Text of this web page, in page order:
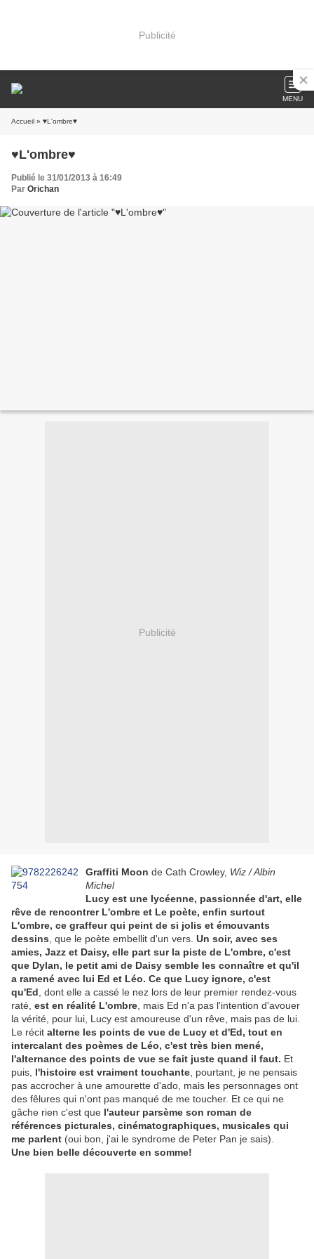
Publicité
MENU
Accueil » ♥L'ombre♥
♥L'ombre♥
Publié le 31/01/2013 à 16:49
Par Orichan
Publicité
Graffiti Moon de Cath Crowley, Wiz / Albin
Michel
Lucy est une lycéenne, passionnée d'art, elle
rêve de rencontrer L'ombre et Le poète, enfin surtout
L'ombre, ce graffeur qui peint de si jolis et émouvants
dessins , que le poète embellit d'un vers. Un soir, avec ses
amies, Jazz et Daisy, elle part sur la piste de L'ombre, c'est
que Dylan, le petit ami de Daisy semble les connaître et qu'il
a ramené avec lui Ed et Léo. Ce que Lucy ignore, c'est
qu'Ed , dont elle a cassé le nez lors de leur premier rendez-vous
raté, est en réalité L'ombre , mais Ed n'a pas l'intention d'avouer
la vérité, pour lui, Lucy est amoureuse d'un rêve, mais pas de lui.
Le récit alterne les points de vue de Lucy et d'Ed, tout en
intercalant des poèmes de Léo, c'est très bien mené,
l'alternance des points de vue se fait juste quand il faut. Et
puis, l'histoire est vraiment touchante , pourtant, je ne pensais
pas accrocher à une amourette d'ado, mais les personnages ont
des fêlures qui n'ont pas manqué de me toucher. Et ce qui ne
gâche rien c'est que l'auteur parsème son roman de
références picturales, cinématographiques, musicales qui
me parlent (oui bon, j'ai le syndrome de Peter Pan je sais).
Une bien belle découverte en somme!